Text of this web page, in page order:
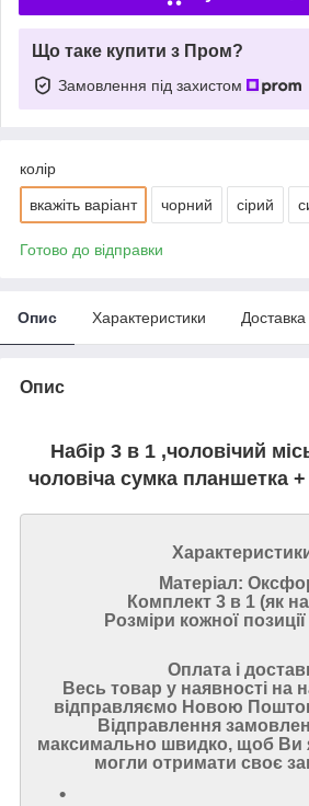
Що таке купити з Пром?
Замовлення під захистом
колір
вкажіть варіант чорний сірий
Готово до відправки
Опис Характеристики Доставка
Опис
Набір 3 в 1 ,чоловічий
чоловіча сумка планшетка
Матеріал:
Комплект 3 в 1 (як
Розміри кожної
Оплата і
Весь товар у наявності на
відправляємо Новою
Відправлення
максимально швидко, щоб Ви
могли отримати своє